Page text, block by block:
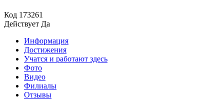
Код 173261
Действует Да
Информация
Достижения
Учатся и работают здесь
Фото
Видео
Филиалы
Отзывы